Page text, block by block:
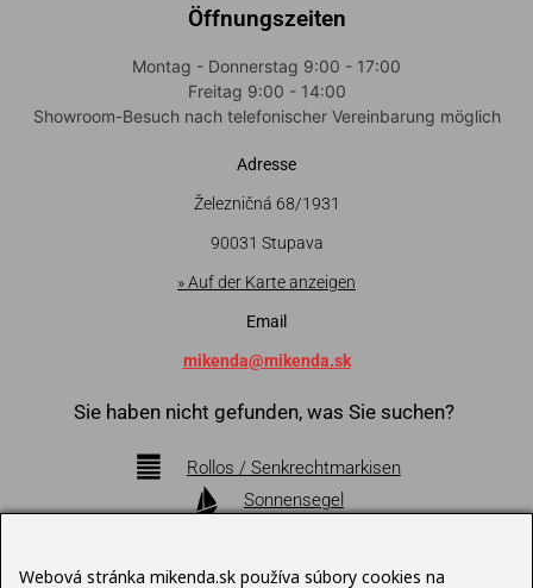
Öffnungszeiten
Montag - Donnerstag 9:00 - 17:00
Freitag 9:00 - 14:00
Showroom-Besuch nach telefonischer Vereinbarung möglich
Adresse
Železničná 68/1931
90031 Stupava
» Auf der Karte anzeigen
Email
mikenda@mikenda.sk
Sie haben nicht gefunden, was Sie suchen?
Rollos / Senkrechtmarkisen
Sonnensegel
Webová stránka mikenda.sk používa súbory cookies na